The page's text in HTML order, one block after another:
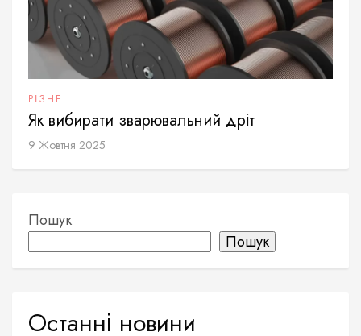
РІЗНЕ
Як вибирати зварювальний дріт
9 Жовтня 2025
Пошук
Пошук
Останні новини